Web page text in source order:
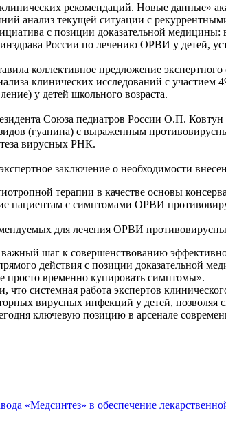
рекомендаций. Новые данные»
анализ текущей ситуации с
с позиции доказательной
России по лечению ОРВИ у детей,
коллективное предложение
клинических исследований с
у детей школьного возраста.
Союза педиатров России О.П.
(гуанина) с выраженным
вирусных РНК.
заключение о необходимости
терапии в качестве основы
пациентам с симптомами ОРВИ
для лечения ОРВИ
шаг к совершенствованию
действия с позиции доказательной
просто временно купировать симптомы».
что системная работа экспертов
вирусных инфекций у детей,
ключевую позицию в арсенале